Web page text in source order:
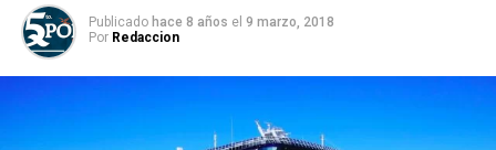
Publicado hace 8 años el 9 marzo, 2018
Por Redaccion